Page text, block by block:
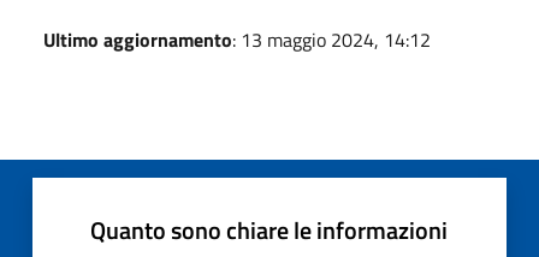
Ultimo aggiornamento: 13 maggio 2024, 14:12
Quanto sono chiare le informazioni